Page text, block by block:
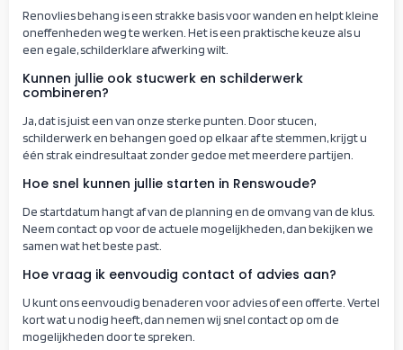
Renovlies behang is een strakke basis voor wanden en helpt kleine
oneffenheden weg te werken. Het is een praktische keuze als u
een egale, schilderklare afwerking wilt.
Kunnen jullie ook stucwerk en schilderwerk
combineren?
Ja, dat is juist een van onze sterke punten. Door stucen,
schilderwerk en behangen goed op elkaar af te stemmen, krijgt u
één strak eindresultaat zonder gedoe met meerdere partijen.
Hoe snel kunnen jullie starten in Renswoude?
De startdatum hangt af van de planning en de omvang van de klus.
Neem contact op voor de actuele mogelijkheden, dan bekijken we
samen wat het beste past.
Hoe vraag ik eenvoudig contact of advies aan?
U kunt ons eenvoudig benaderen voor advies of een offerte. Vertel
kort wat u nodig heeft, dan nemen wij snel contact op om de
mogelijkheden door te spreken.